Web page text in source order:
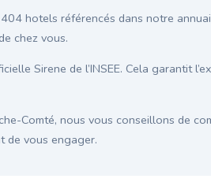
hotels référencés dans notre
chez vous.
Sirene de l’INSEE. Cela garantit
Comté, nous vous conseillons de
de vous engager.